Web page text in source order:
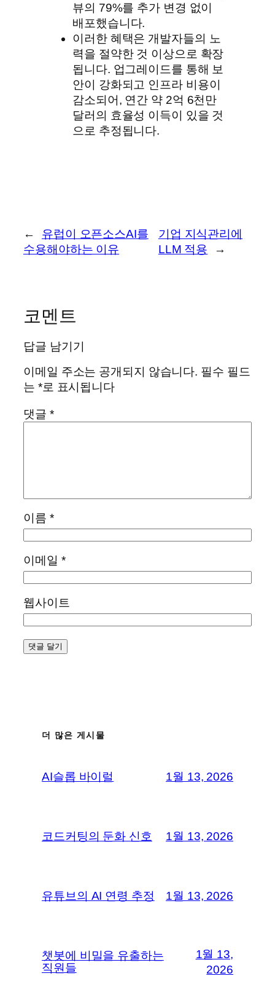
뷰의 79%를 추가 변경 없이
배포했습니다.
이러한 혜택은 개발자들의 노
력을 절약한 것 이상으로 확장
됩니다. 업그레이드를 통해 보
안이 강화되고 인프라 비용이
감소되어, 연간 약 2억 6천만
달러의 효율성 이득이 있을 것
으로 추정됩니다.
←
유럽이 오픈소스AI를
수용해야하는 이유
기업 지식관리에
LLM 적용
→
코멘트
답글 남기기
이메일 주소는 공개되지 않습니다. 필수 필드
는 *로 표시됩니다
댓글 *
이름 *
이메일 *
웹사이트
더 많은 게시물
AI슬롭 바이럴 1월 13, 2026
코드커팅의 둔화 신호 1월 13, 2026
유튜브의 AI 연령 추정 1월 13, 2026
챗봇에 비밀을 유출하는
직원들
1월 13,
2026